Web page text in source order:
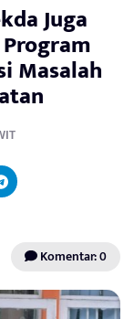
Juga
Masalah
Komentar: 0